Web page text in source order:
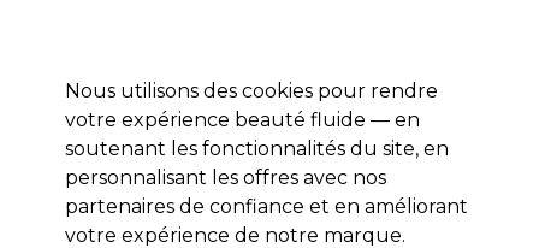
Se connecter
Marques Bons plans Coiffure Electro et Matériel
Livraison et délais
lire la suite
Nous utilisons des cookies pour rendre
votre expérience beauté fluide — en
soutenant les fonctionnalités du site, en
personnalisant les offres avec nos
partenaires de confiance et en améliorant
votre expérience de notre marque.